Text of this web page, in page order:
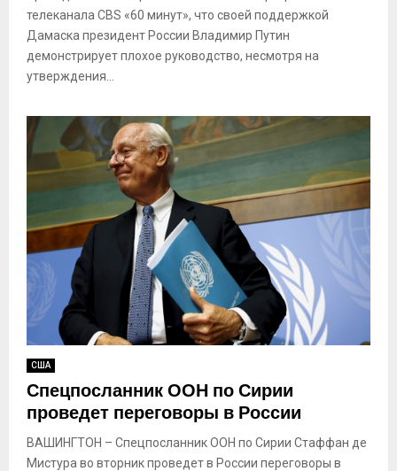
телеканала CBS «60 минут», что своей поддержкой
Дамаска президент России Владимир Путин
демонстрирует плохое руководство, несмотря на
утверждения...
США
Спецпосланник ООН по Сирии
проведет переговоры в России
ВАШИНГТОН – Спецпосланник ООН по Сирии Стаффан де
Мистура во вторник проведет в России переговоры в